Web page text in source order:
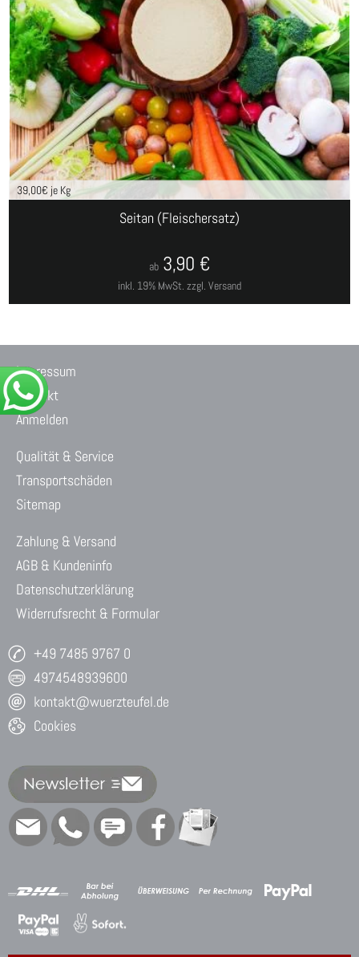
39,00€ je Kg
Seitan (Fleischersatz)
inkl. 19% MwSt. zzgl. Versand
ab 3,90 €
Impressum
Kontakt
Anmelden
Qualität & Service
Transportschäden
Sitemap
Zahlung & Versand
AGB & Kundeninfo
Datenschutzerklärung
Widerrufsrecht & Formular
+49 7485 9767 0
4974548939600
kontakt@wuerzteufel.de
Cookies